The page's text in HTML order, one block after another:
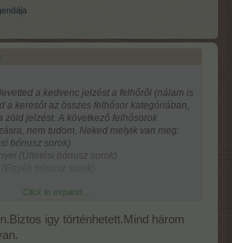
↑
a kedvenc jelzést a felhőről (nálam is
a keresőt az összes felhősor kategóriában,
zöld jelzést. A következő felhősorok
nem tudom, Neked melyik van meg:
bónusz sorok)
(Ültetési bónusz sorok)
Click to expand...
igy történhetett.Mind három